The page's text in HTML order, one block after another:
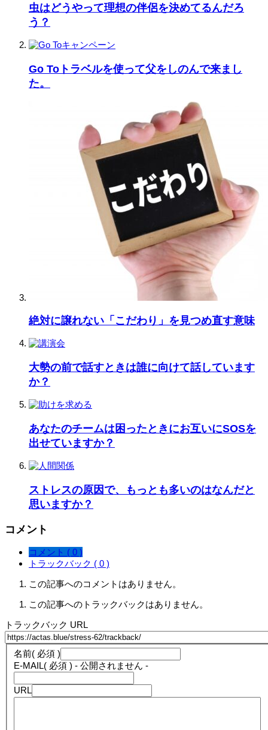
虫はどうやって理想の伴侶を決めてるんだろ
う？
Go Toトラベルを使って父をしのんで来まし
た。
絶対に譲れない「こだわり」を見つめ直す意味
大勢の前で話すときは誰に向けて話しています
か？
あなたのチームは困ったときにお互いにSOSを
出せていますか？
ストレスの原因で、もっとも多いのはなんだと
思いますか？
コメント
コメント ( 0 )
トラックバック ( 0 )
この記事へのコメントはありません。
この記事へのトラックバックはありません。
トラックバック URL
名前( 必須 )
E-MAIL( 必須 ) - 公開されません -
URL